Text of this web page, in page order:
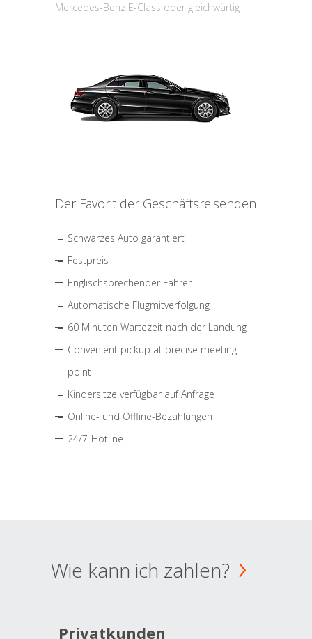
Mercedes-Benz E-Class oder gleichwärtig
Der Favorit der Geschäftsreisenden
Schwarzes Auto garantiert
Festpreis
Englischsprechender Fahrer
Automatische Flugmitverfolgung
60 Minuten Wartezeit nach der Landung
Convenient pickup at precise meeting
point
Kindersitze verfügbar auf Anfrage
Online- und Offline-Bezahlungen
24/7-Hotline
Wie kann ich zahlen?
Privatkunden